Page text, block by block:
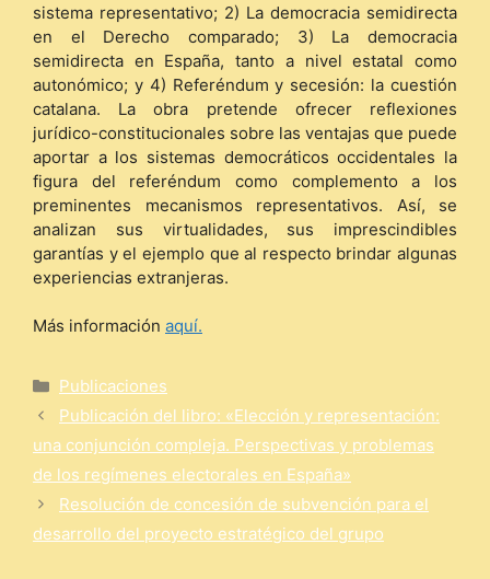
sistema representativo; 2) La democracia semidirecta
en el Derecho comparado; 3) La democracia
semidirecta en España, tanto a nivel estatal como
autonómico; y 4) Referéndum y secesión: la cuestión
catalana. La obra pretende ofrecer reflexiones
jurídico-constitucionales sobre las ventajas que puede
aportar a los sistemas democráticos occidentales la
figura del referéndum como complemento a los
preminentes mecanismos representativos. Así, se
analizan sus virtualidades, sus imprescindibles
garantías y el ejemplo que al respecto brindar algunas
experiencias extranjeras.
Más información aquí.
Categorías
Publicaciones
Publicación del libro: «Elección y representación:
una conjunción compleja. Perspectivas y problemas
de los regímenes electorales en España»
Resolución de concesión de subvención para el
desarrollo del proyecto estratégico del grupo